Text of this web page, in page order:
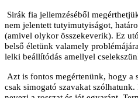
Sirák fia jellemzéséből
nem jelentett tutyimutyiságot,
(amivel olykor összekeverik). Ez
belső életünk valamely
lelki beállítódás amellyel
Azt is fontos megértenünk, hogy a
csak simogató szavakat szólhatunk.